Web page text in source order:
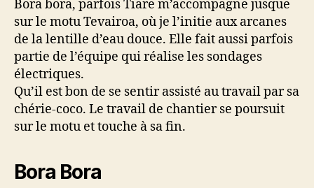
Bora bora, parfois Tiare m’accompagne jusque
sur le motu Tevairoa, où je l’initie aux arcanes
de la lentille d’eau douce. Elle fait aussi parfois
partie de l’équipe qui réalise les sondages
électriques.
Qu’il est bon de se sentir assisté au travail par sa
chérie-coco. Le travail de chantier se poursuit
sur le motu et touche à sa fin.
Bora Bora